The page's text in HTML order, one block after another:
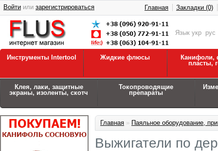
Язык укр рус
Войти или зарегистрироваться Главная Закладки (0)
Инструменты Intertool Жидкие флюсы
Канифоли,
пласты,
Клея, лаки, защитные
экраны, изоленты, скотч
Токопроводящие
препараты
Главная » Паяльное оборудование,
Выжигатели по